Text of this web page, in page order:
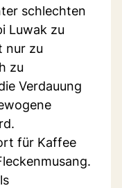
schlechten
Luwak zu
nur zu
zu
Verdauung
für Kaffee